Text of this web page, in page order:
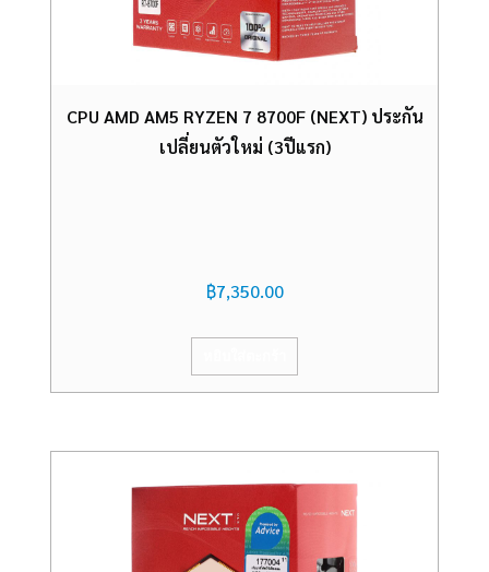
CPU AMD AM5 RYZEN 7 8700F (NEXT) ประกัน
เปลี่ยนตัวใหม่ (3ปีแรก)
฿7,350.00